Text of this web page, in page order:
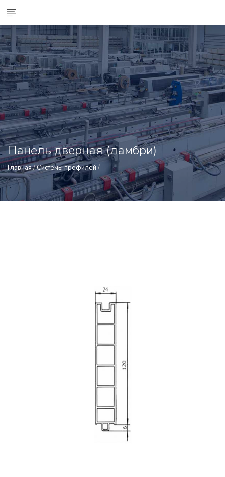
Панель дверная (ламбри)
Главная/Системы профилей/